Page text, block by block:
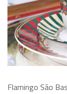
Flamingo São